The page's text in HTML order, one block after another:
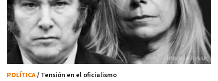
POLÍTICA/ Tensión en el oficialismo